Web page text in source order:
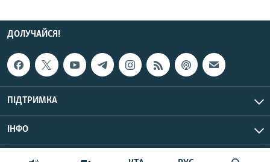
ДОЛУЧАЙСЯ!
ПІДТРИМКА
ІНФО